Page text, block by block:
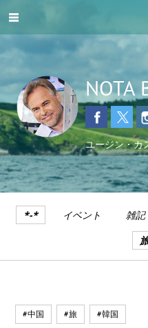
NOTA
ユージン・カ
*-* イベント 雑記
#中国 #旅 #韓国